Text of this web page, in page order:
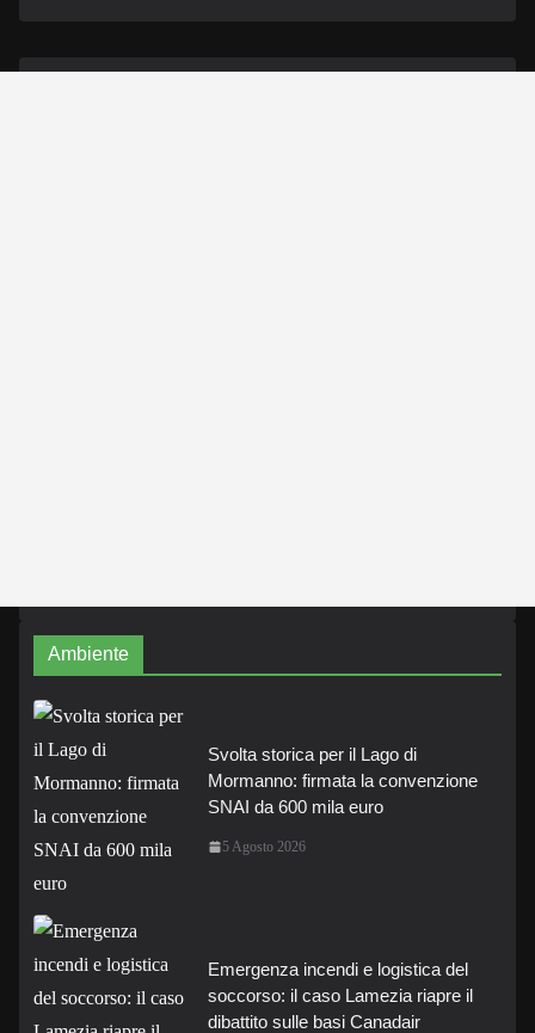
Ambiente
Svolta storica per il Lago di
Mormanno: firmata la convenzione
SNAI da 600 mila euro
5 Agosto 2026
Emergenza incendi e logistica del
soccorso: il caso Lamezia riapre il
dibattito sulle basi Canadair